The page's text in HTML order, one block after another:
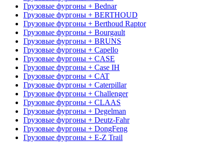
Грузовые фургоны + Bednar
Грузовые фургоны + BERTHOUD
Грузовые фургоны + Berthoud Raptor
Грузовые фургоны + Bourgault
Грузовые фургоны + BRUNS
Грузовые фургоны + Capello
Грузовые фургоны + CASE
Грузовые фургоны + Case IH
Грузовые фургоны + CAT
Грузовые фургоны + Caterpillar
Грузовые фургоны + Challenger
Грузовые фургоны + CLAAS
Грузовые фургоны + Degelman
Грузовые фургоны + Deutz-Fahr
Грузовые фургоны + DongFeng
Грузовые фургоны + E-Z Trail